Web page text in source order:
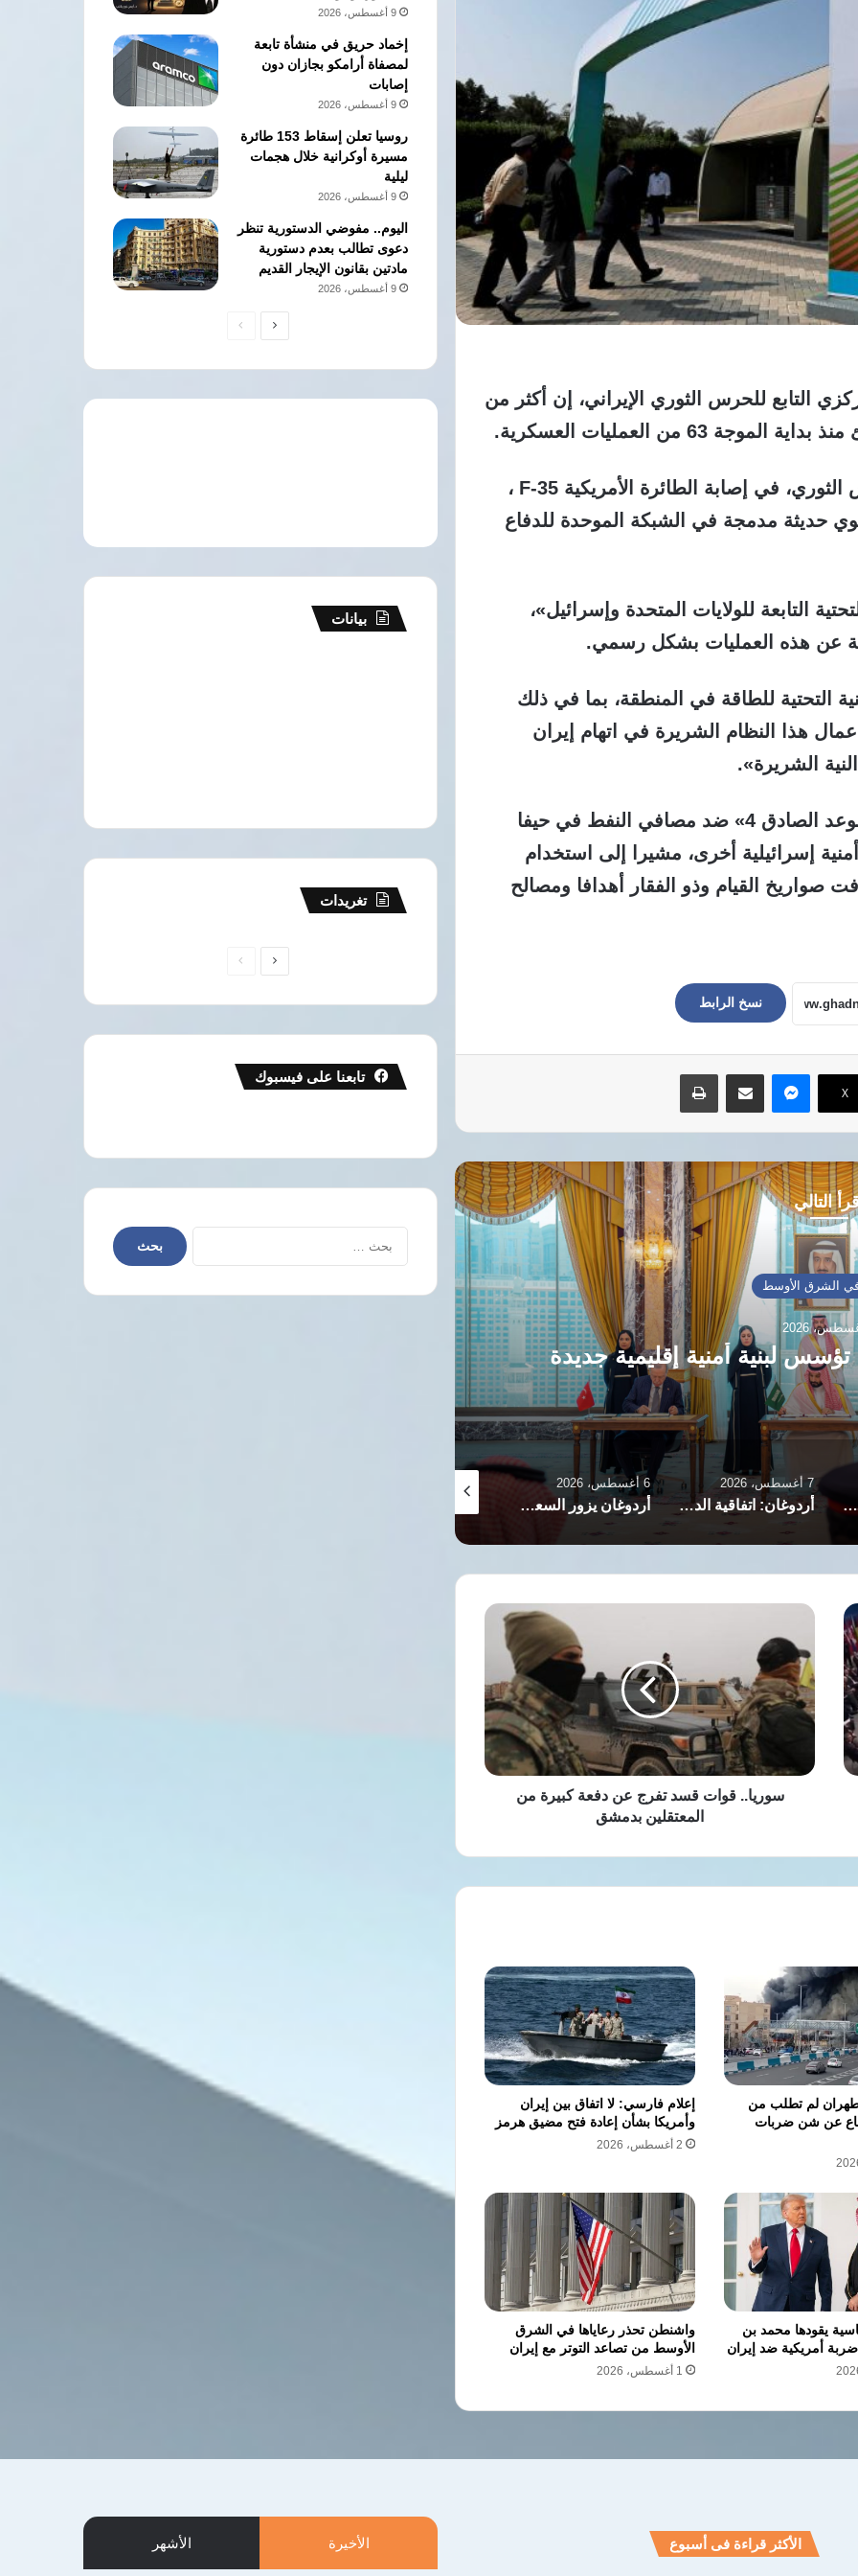
التابع للحرس الثوري الإيراني، إن أكثر من
وأشار إلى نجاح القوة الجوفضائية للحرس الثوري، في إصابة الطائرة الأمريكية F-35 ،
حديثة مدمجة في الشبكة الموحدة للدفاع
التابعة للولايات المتحدة وإسرائيل»،
عن هذه العمليات بشكل رسمي.
التحتية للطاقة في المنطقة، بما في ذلك
هذا النظام الشريرة في اتهام إيران
الشريرة».
ولفت إلى تنفيذ الموجة 65 من عملية «الوعد الصادق 4» ضد مصافي النفط في حيفا
إسرائيلية أخرى، مشيرا إلى استخدام
صواريخ القيام وذو الفقار أهدافا ومصالح
نسخ الرابط
‫X
ماسنجر مشاركة عبر البريد طباعة
التالي
الشرق الأوسط
تؤسس لبنية أمنية إقليمية جديدة
السعودية تحذر المليشيات الموالية لإيران: لن نتوانى عن التعامل مع أي عدوان
7 أغسطس، 2026
أردوغان: اتفاقية الدفاع المشترك مع السعودية وباكستان تعزز الردع الجماعي ولا تستهدف أي دولة
6 أغسطس، 2026
أردوغان يزور السعودية غدا ويلتقي بن سلمان وشهباز شريف
سوريا..
قسد
تفرج
عن
دفعة
المعتقلين
بدمشقسوريا.. قوات قسد تفرج عن دفعة كبيرة من
المعتقلين بدمشق
طهران لم تطلب من
عن شن ضربات
إعلام فارسي: لا اتفاق بين إيران
وأمريكا بشأن إعادة فتح مضيق هرمز
2 أغسطس، 2026
يقودها محمد بن
أمريكية ضد إيران
واشنطن تحذر رعاياها في الشرق
الأوسط من تصاعد التوتر مع إيران
1 أغسطس، 2026
9 أغسطس، 2026
إخماد حريق في منشأة تابعة
لمصفاة أرامكو بجازان دون
إصابات
9 أغسطس، 2026
روسيا تعلن إسقاط 153 طائرة
مسيرة أوكرانية خلال هجمات
ليلية
9 أغسطس، 2026
اليوم.. مفوضي الدستورية تنظر
دعوى تطالب بعدم دستورية
مادتين بقانون الإيجار القديم
9 أغسطس، 2026
الصفحةالصفحة
بيانات
تغريدات
الصفحةالصفحة
تابعنا على فيسبوك
البحث
عن:
الأكثر قراءة فى أسبوع الأخيرة الأشهر